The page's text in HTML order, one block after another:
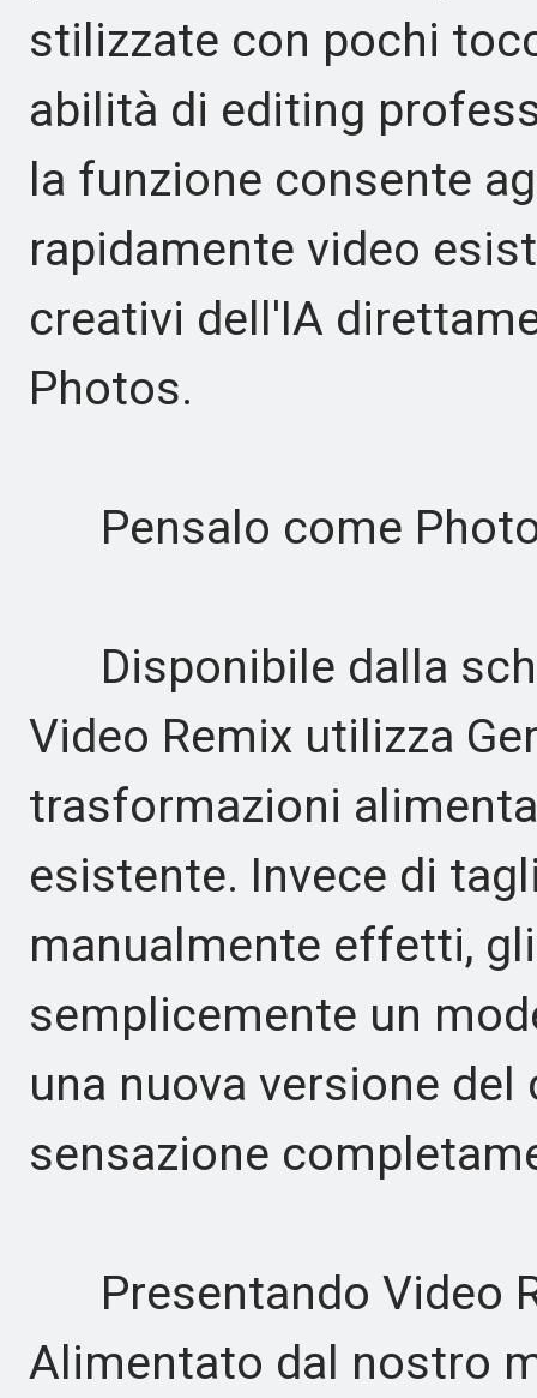
stilizzate con pochi
abilità di editing
la funzione consente
rapidamente video
creativi dell'IA
Photos.
Pensalo come Photo
Disponibile dalla
Video Remix utilizza
trasformazioni
esistente. Invece di
manualmente effetti,
semplicemente un
una nuova versione
sensazione
Presentando Video
Alimentato dal nostro